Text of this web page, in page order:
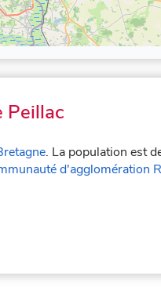
Peillac
. La population est
d'agglomération